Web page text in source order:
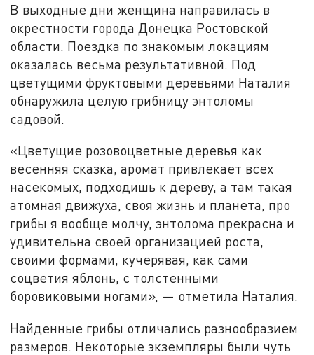
В выходные дни женщина направилась в
окрестности города Донецка Ростовской
области. Поездка по знакомым локациям
оказалась весьма результативной. Под
цветущими фруктовыми деревьями Наталия
обнаружила целую грибницу энтоломы
садовой.
«Цветущие розовоцветные деревья как
весенняя сказка, аромат привлекает всех
насекомых, подходишь к дереву, а там такая
атомная движуха, своя жизнь и планета, про
грибы я вообще молчу, энтолома прекрасна и
удивительна своей организацией роста,
своими формами, кучерявая, как сами
соцветия яблонь, с толстенными
боровиковыми ногами», — отметила Наталия.
Найденные грибы отличались разнообразием
размеров. Некоторые экземпляры были чуть